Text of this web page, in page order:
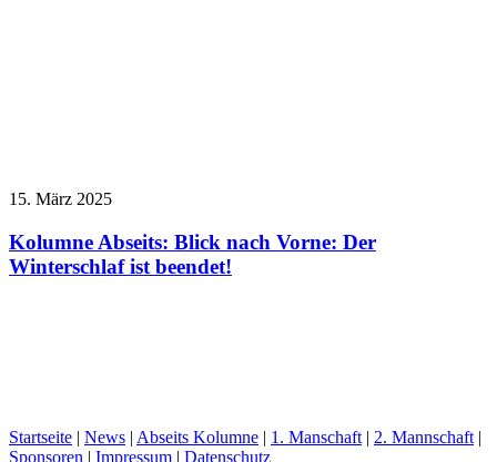
15. März 2025
Kolumne Abseits: Blick nach Vorne: Der
Winterschlaf ist beendet!
Startseite | News | Abseits Kolumne | 1. Manschaft | 2. Mannschaft |
Sponsoren | Impressum | Datenschutz